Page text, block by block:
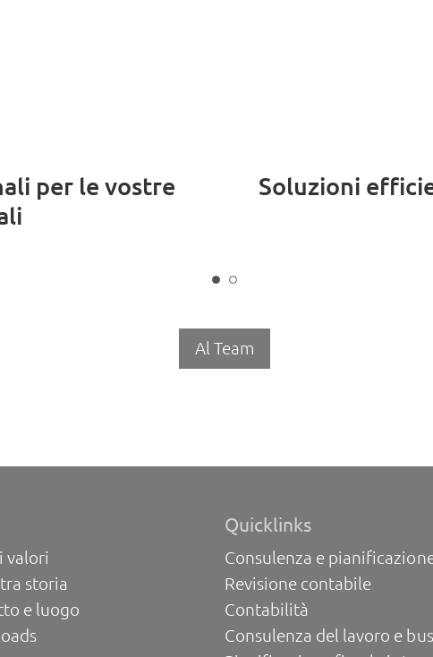
per le vostre
Soluzioni
Al Team
valori
storia
e luogo
Quicklinks
Consulenza e
Revisione contabile
Contabilità
Consulenza del lavoro e